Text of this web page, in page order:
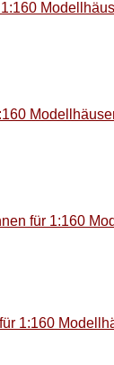
für 1:160
1:160